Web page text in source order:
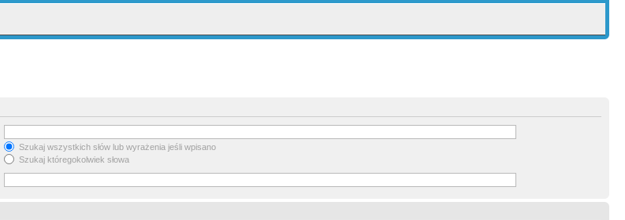
Szukaj wszystkich słów lub wyrażenia jeśli wpisano
Szukaj któregokolwiek słowa